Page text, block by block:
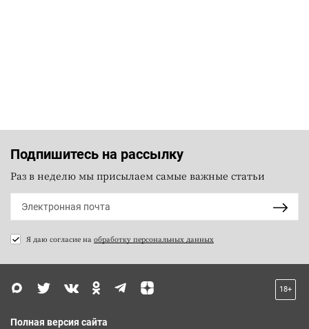
Подпишитесь на рассылку
Раз в неделю мы присылаем самые важные статьи
Я даю согласие на обработку персональных данных
18+
Полная версия сайта